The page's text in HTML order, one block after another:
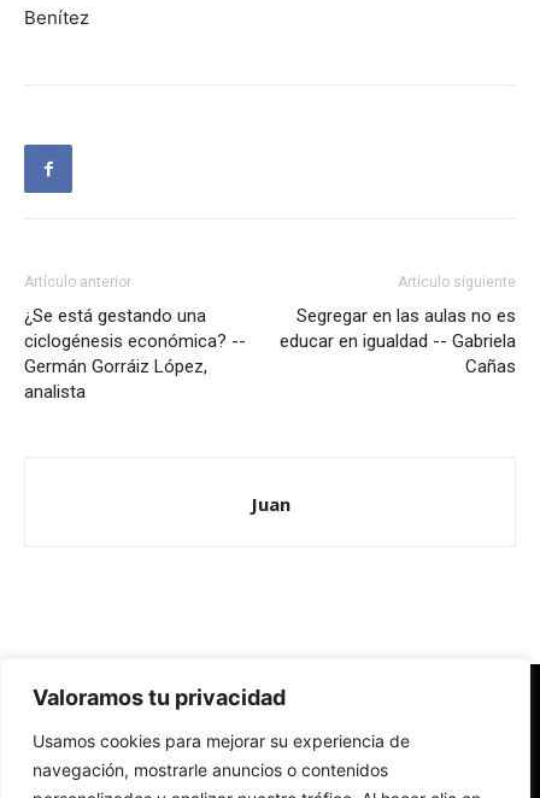
Valoramos tu privacidad
Usamos cookies para mejorar su experiencia de
navegación, mostrarle anuncios o contenidos
Benítez
Artículo anterior
¿Se está gestando una
ciclogénesis económica? --
Germán Gorráiz López,
analista
Artículo siguiente
Segregar en las aulas no es
educar en igualdad -- Gabriela
Cañas
Juan
Redes Cristianas
Una mirada alternativa sobre la Iglesia católica y la sociedad
- Colectivos de Redes Cristianas